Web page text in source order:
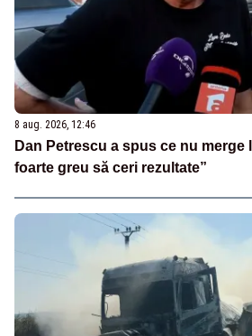
8 aug. 2026, 12:46
Dan Petrescu a spus ce nu merge
foarte greu să ceri rezultate”